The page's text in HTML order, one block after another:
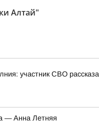
Алтай"
участник СВО
— Aннa Лeтняя